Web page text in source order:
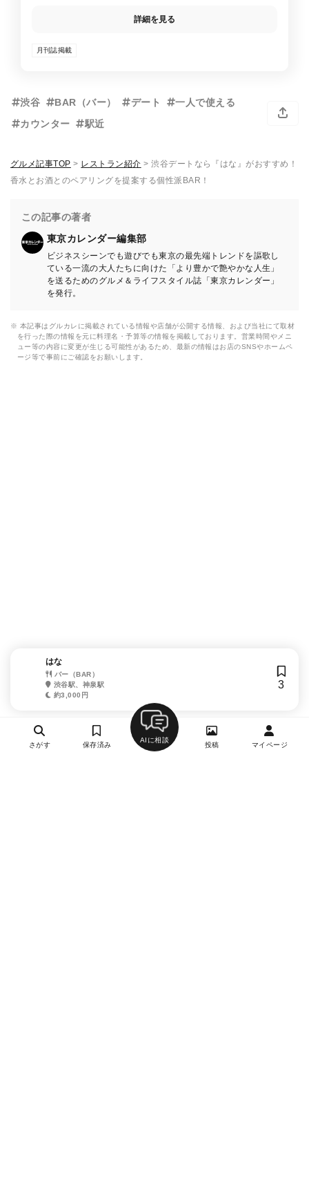
詳細を見る
月刊誌掲載
渋谷 BAR（バー） デート
一人で使える
カウンター
駅近
グルメ記事TOP > レストラン紹介 > 渋谷デートなら『はな』がおすすめ！
香水とお酒とのペアリングを提案する個性派BAR！
この記事の著者
東京カレンダー編集部
ビジネスシーンでも遊びでも東京の最先端トレンドを謳歌し
ている一流の大人たちに向けた「より豊かで艶やかな人生」
を送るためのグルメ＆ライフスタイル誌「東京カレンダー」
を発行。
※ 本記事はグルカレに掲載されている情報や店舗が公開する情報、および当社にて取材
を行った際の情報を元に料理名・予算等の情報を掲載しております。営業時間やメニ
ュー等の内容に変更が生じる可能性があるため、最新の情報はお店のSNSやホームペ
ージ等で事前にご確認をお願いします。
はな
バー（BAR）
渋谷駅、神泉駅
約3,000円
3
さがす 保存済み
AIに相談
投稿 マイページ